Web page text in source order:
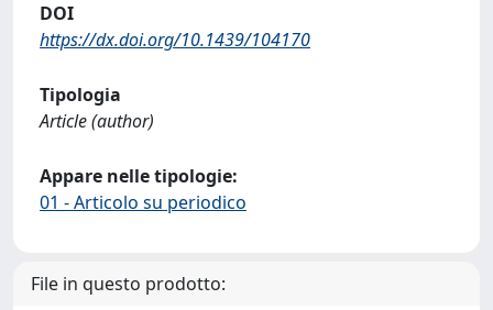
DOI
https://dx.doi.org/10.1439/104170
Tipologia
Article (author)
Appare nelle tipologie:
01 - Articolo su periodico
File in questo prodotto: